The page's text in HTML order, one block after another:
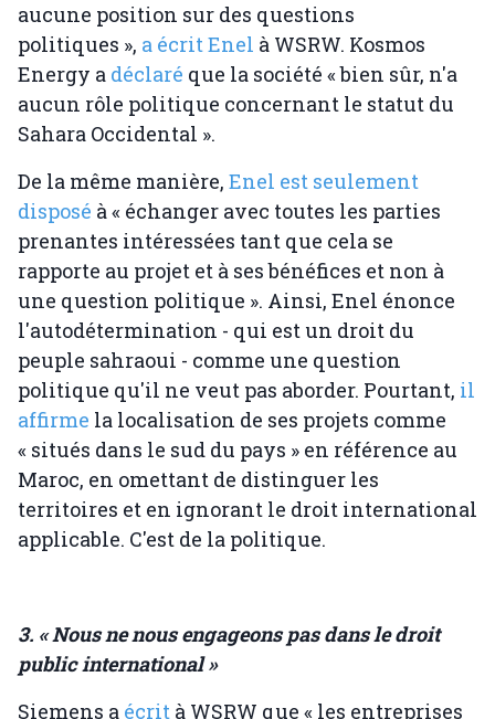
aucune position sur des questions
politiques », a écrit Enel à WSRW. Kosmos
Energy a déclaré que la société « bien sûr, n'a
aucun rôle politique concernant le statut du
Sahara Occidental ».
De la même manière, Enel est seulement
disposé à « échanger avec toutes les parties
prenantes intéressées tant que cela se
rapporte au projet et à ses bénéfices et non à
une question politique ». Ainsi, Enel énonce
l'autodétermination - qui est un droit du
peuple sahraoui - comme une question
politique qu'il ne veut pas aborder. Pourtant, il
affirme la localisation de ses projets comme
« situés dans le sud du pays » en référence au
Maroc, en omettant de distinguer les
territoires et en ignorant le droit international
applicable. C'est de la politique.
3. « Nous ne nous engageons pas dans le droit
public international »
Siemens a écrit à WSRW que « les entreprises